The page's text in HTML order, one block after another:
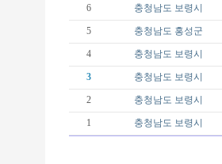
6 충청남도 보령시
5 충청남도 홍성군
4 충청남도 보령시
3 충청남도 보령시
2 충청남도 보령시
1 충청남도 보령시